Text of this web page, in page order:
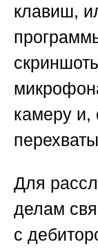
клавиш,
камеру и,
Для
делам
с